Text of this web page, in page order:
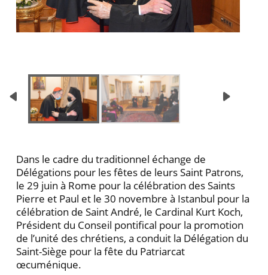
Dans le cadre du traditionnel échange de
Délégations pour les fêtes de leurs Saint Patrons,
le 29 juin à Rome pour la célébration des Saints
Pierre et Paul et le 30 novembre à Istanbul pour la
célébration de Saint André, le Cardinal Kurt Koch,
Président du Conseil pontifical pour la promotion
de l’unité des chrétiens, a conduit la Délégation du
Saint-Siège pour la fête du Patriarcat
œcuménique.